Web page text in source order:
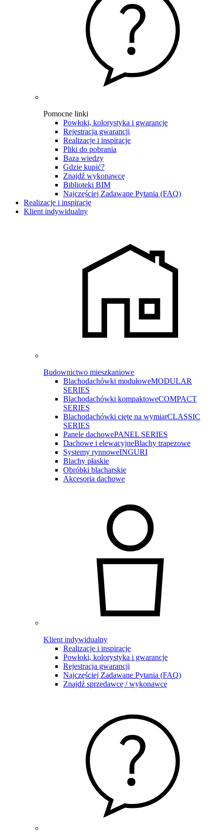
Pomocne linki
Powłoki, kolorystyka i gwarancje
Rejestracja gwarancji
Realizacje i inspiracje
Pliki do pobrania
Baza wiedzy
Gdzie kupić?
Znajdź wykonawcę
Biblioteki BIM
Najczęściej Zadawane Pytania (FAQ)
Realizacje i inspiracje
Klient indywidualny
Budownictwo mieszkaniowe
Blachodachówki modułoweMODULAR
SERIES
Blachodachówki kompaktoweCOMPACT
SERIES
Blachodachówki cięte na wymiarCLASSIC
SERIES
Panele dachowePANEL SERIES
Dachowe i elewacyjneBlachy trapezowe
Systemy rynnoweINGURI
Blachy płaskie
Obróbki blacharskie
Akcesoria dachowe
Klient indywidualny
Realizacje i inspiracje
Powłoki, kolorystyka i gwarancje
Rejestracja gwarancji
Najczęściej Zadawane Pytania (FAQ)
Znajdź sprzedawcę / wykonawcę